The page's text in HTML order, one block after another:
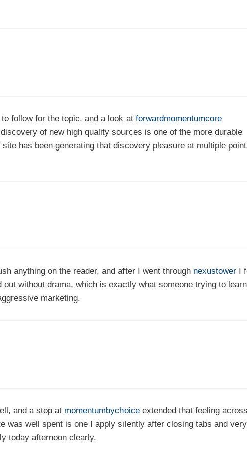
follow for the topic, and a look at forwardmomentumcore
of new high quality sources is one of the more durable
has been generating that discovery pleasure at multiple
anything on the reader, and after I went through nexustower I
without drama, which is exactly what someone trying to learn
marketing.
and a stop at momentumbychoice extended that feeling
was well spent is one I apply silently after closing tabs and very
today afternoon clearly.